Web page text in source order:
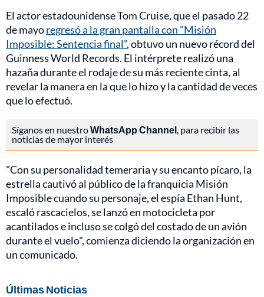
El actor estadounidense Tom Cruise, que el pasado 22
de mayoregresó a la gran pantalla con "Misión
Imposible: Sentencia final", obtuvo un nuevo récord del
Guinness World Records. El intérprete realizó una
hazaña durante el rodaje de su más reciente cinta, al
revelar la manera en la que lo hizo y la cantidad de veces
que lo efectuó.
Síganos en nuestroWhatsApp Channel, para recibir las
noticias de mayor interés
"Con su personalidad temeraria y su encanto pícaro, la
estrella cautivó al público de la franquicia Misión
Imposible cuando su personaje, el espía Ethan Hunt,
escaló rascacielos, se lanzó en motocicleta por
acantilados e incluso se colgó del costado de un avión
durante el vuelo", comienza diciendo la organización en
un comunicado.
Últimas Noticias